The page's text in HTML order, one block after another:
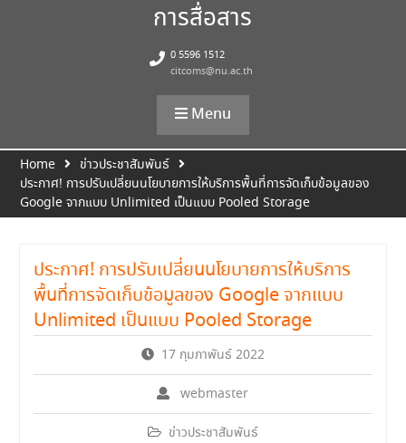
การสื่อสาร
0 5596 1512
citcoms@nu.ac.th
Menu
Home
ข่าวประชาสัมพันธ์
ประกาศ! การปรับเปลี่ยนนโยบายการให้บริการพื้นที่การจัดเก็บข้อมูลของ
Google จากแบบ Unlimited เป็นแบบ Pooled Storage
ประกาศ! การปรับเปลี่ยนนโยบายการให้บริการ
พื้นที่การจัดเก็บข้อมูลของ Google จากแบบ
Unlimited เป็นแบบ Pooled Storage
17 กุมภาพันธ์ 2022
webmaster
ข่าวประชาสัมพันธ์